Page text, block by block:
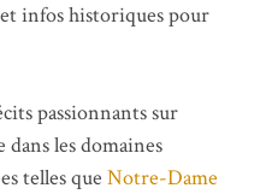
infos historiques pour
passionnants sur
les domaines
telles que Notre-Dame